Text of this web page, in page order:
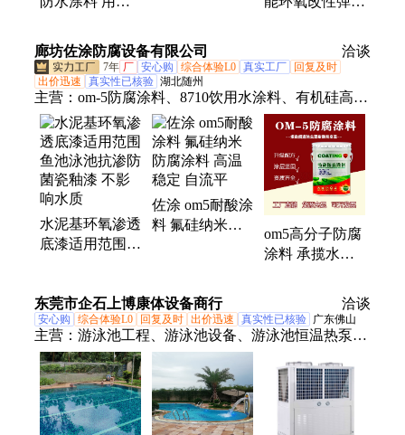
期泡水的环保型
材料
用
料 适用于水池
管道
廊坊佐涂防腐设备有限公司 洽谈
7年 厂 安心购 综合体验L0 真实工厂
回复及时
出价迅速
真实性已核验 湖北随州
主营： om-5防腐涂料、8710饮用水涂料、有机硅高温
漆、丙烯酸聚氨酯漆、水性丙烯酸面漆、环氧陶瓷涂
料、聚氯乙烯含氟荧丹漆、环氧玻璃鳞片涂料、乙烯
基玻璃鳞片涂料、环氧自流平面漆、无溶剂环氧涂
料、氟碳漆、耐油导静电涂料
水泥基环氧渗透
底漆适用范围
响水质
佐涂 om5耐酸涂
料 氟硅纳米防
om5高分子防腐
涂料 承揽水泥
包工包材料 万
腾
东莞市企石上博康体设备商行 洽谈
安心购 综合体验L0 回复及时 出价迅速 真实性已核验 广东佛山
主营： 游泳池工程、游泳池设备、游泳池恒温热泵、
别墅游泳池设计、游泳池建造施工、游泳池水处理系
统、游泳池承建、游泳池公司、泳池设计、高端游泳
池工程、泳池配套设施、恒温游泳池工程、私人游泳
池工程、游泳池建造泳池公司、游泳池水处理、泳池